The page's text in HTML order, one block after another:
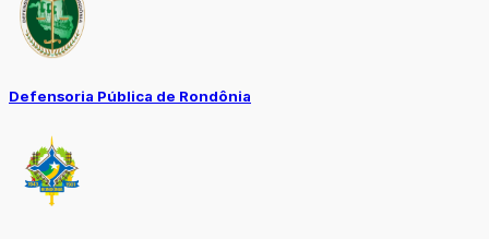
Defensoria Pública de Rondônia